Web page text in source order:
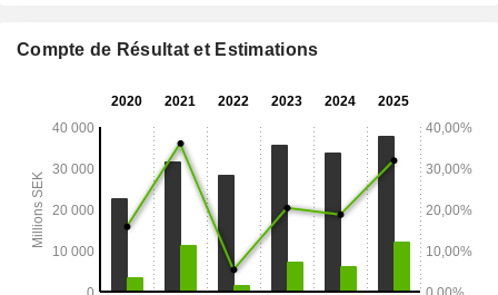
Compte de Résultat et Estimations